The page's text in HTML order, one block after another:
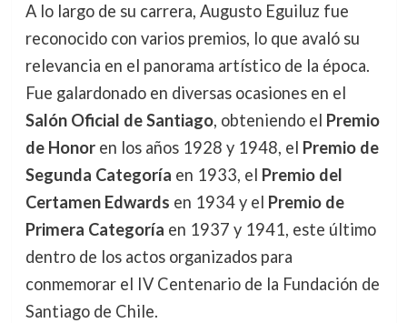
A lo largo de su carrera, Augusto Eguiluz fue
reconocido con varios premios, lo que avaló su
relevancia en el panorama artístico de la época.
Fue galardonado en diversas ocasiones en el
Salón Oficial de Santiago, obteniendo el Premio
de Honoren los años 1928 y 1948, el Premio de
Segunda Categoría en 1933, el Premio del
Certamen Edwards en 1934 y el Premio de
Primera Categoría en 1937 y 1941, este último
dentro de los actos organizados para
conmemorar el IV Centenario de la Fundación de
Santiago de Chile.